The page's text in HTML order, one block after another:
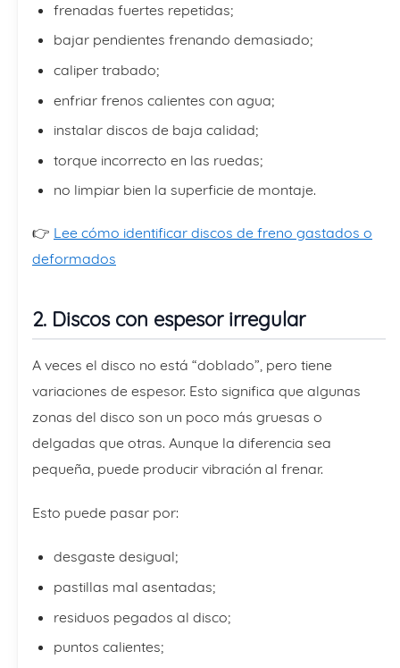
frenadas fuertes repetidas;
bajar pendientes frenando demasiado;
caliper trabado;
enfriar frenos calientes con agua;
instalar discos de baja calidad;
torque incorrecto en las ruedas;
no limpiar bien la superficie de montaje.
👉 Lee cómo identificar discos de freno gastados o
deformados
2. Discos con espesor irregular
A veces el disco no está “doblado”, pero tiene
variaciones de espesor. Esto significa que algunas
zonas del disco son un poco más gruesas o
delgadas que otras. Aunque la diferencia sea
pequeña, puede producir vibración al frenar.
Esto puede pasar por:
desgaste desigual;
pastillas mal asentadas;
residuos pegados al disco;
puntos calientes;